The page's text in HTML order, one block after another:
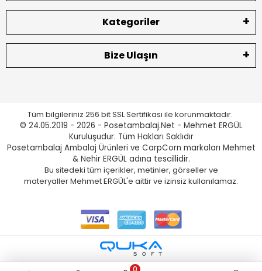
Kategoriler
Bize Ulaşın
Tüm bilgileriniz 256 bit SSL Sertifikası ile korunmaktadır.
© 24.05.2019 - 2026 - Posetambalaj.Net - Mehmet ERGÜL
Kuruluşudur. Tüm Hakları Saklıdır
Posetambalaj Ambalaj Ürünleri ve CarpCorn markaları Mehmet
& Nehir ERGÜL adına tescillidir.
Bu sitedeki tüm içerikler, metinler, görseller ve
materyaller Mehmet ERGÜL'e aittir ve izinsiz kullanılamaz.